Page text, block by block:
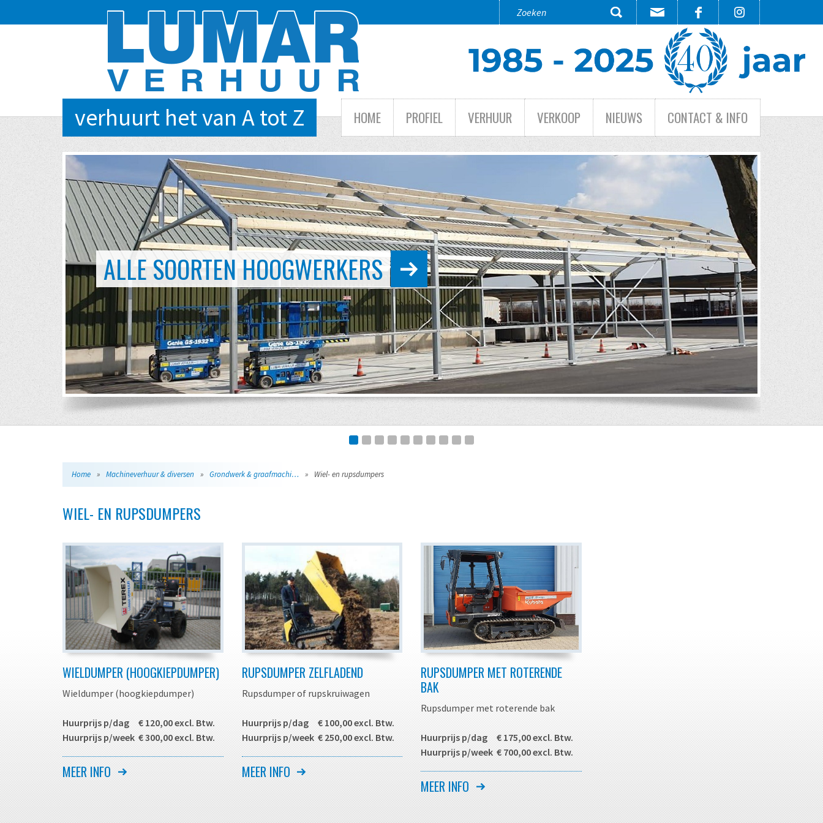
verhuurt het van A tot Z HOME PROFIEL VERHUUR VERKOOP NIEUWS CONTACT & INFO
EVENTS VAN KLEIN TOT GROOT
Home » Machineverhuur & diversen » Grondwerk & graafmachines » Wiel- en rupsdumpers
WIEL- EN RUPSDUMPERS
WIELDUMPER (HOOGKIEPDUMPER)
Wieldumper (hoogkiepdumper)
Huurprijs p/dag € 120,00 excl. Btw.
Huurprijs p/week € 300,00 excl. Btw.
Zelf aangedreven machine waarmee u
MEER INFO
RUPSDUMPER ZELFLADEND
Rupsdumper of rupskruiwagen
Huurprijs p/dag € 100,00 excl. Btw.
Huurprijs p/week € 250,00 excl. Btw.
Zelf aangedreven compacte
MEER INFO
RUPSDUMPER MET ROTERENDE
BAK
Rupsdumper met roterende bak
Huurprijs p/dag € 175,00 excl. Btw.
Huurprijs p/week € 700,00 excl. Btw.
Zelf aangedreven machine waarmee u
MEER INFO